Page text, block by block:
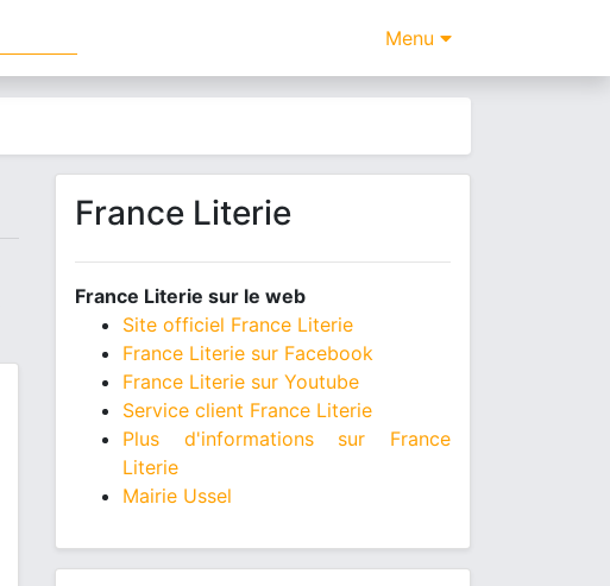
Menu
France Literie
France Literie sur le web
Site officiel France Literie
France Literie sur Facebook
France Literie sur Youtube
Service client France Literie
Plus d'informations sur France
Literie
Mairie Ussel